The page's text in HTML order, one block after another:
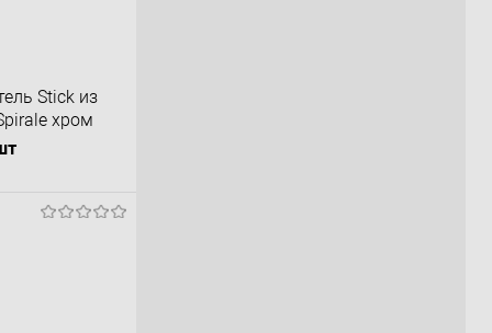
Stick из
хром